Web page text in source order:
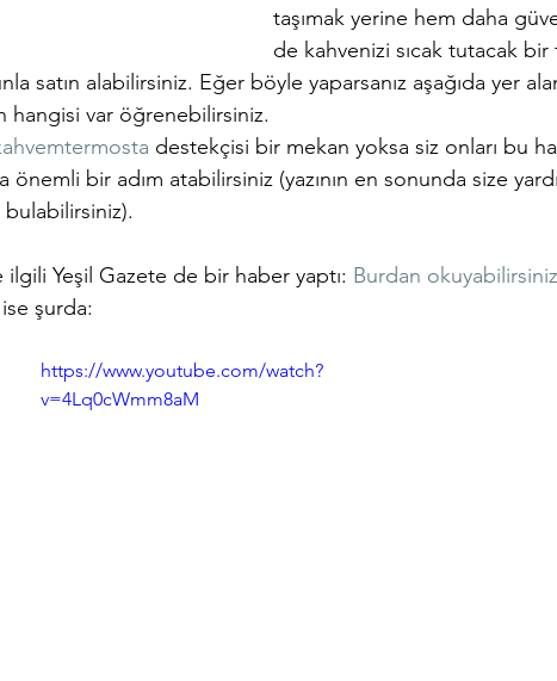
taşımak yerine hem daha
de kahvenizi sıcak tutacak bir
satın alabilirsiniz. Eğer böyle yaparsanız aşağıda yer
hangisi var öğrenebilirsiniz.
destekçisi bir mekan yoksa siz onları bu
önemli bir adım atabilirsiniz (yazının en sonunda size
ilgili Yeşil Gazete de bir haber yaptı: Burdan
şurda:
https://www.youtube.com/watch?
v=4Lq0cWmm8aM